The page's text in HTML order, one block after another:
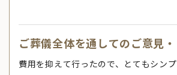
ご葬儀全体を通してのご意見
費用を抑えて行ったので、とてもシン